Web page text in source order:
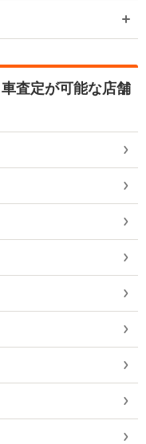
査定が可能な店舗